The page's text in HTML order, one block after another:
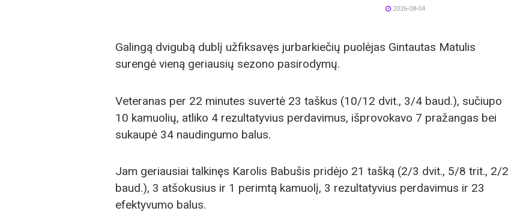
2026-08-04
Galingą dvigubą dublį užfiksavęs jurbarkiečių puolėjas Gintautas Matulis
surengė vieną geriausių sezono pasirodymų.
Veteranas per 22 minutes suvertė 23 taškus (10/12 dvit., 3/4 baud.), sučiupo
10 kamuolių, atliko 4 rezultatyvius perdavimus, išprovokavo 7 pražangas bei
sukaupė 34 naudingumo balus.
Jam geriausiai talkinęs Karolis Babušis pridėjo 21 tašką (2/3 dvit., 5/8 trit., 2/2
baud.), 3 atšokusius ir 1 perimtą kamuolį, 3 rezultatyvius perdavimus ir 23
efektyvumo balus.